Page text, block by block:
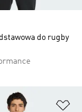
do rugby